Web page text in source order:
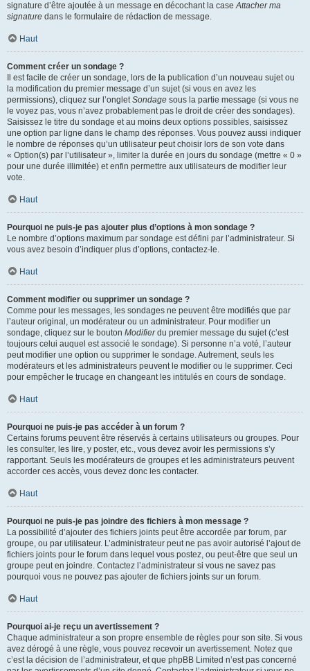
signature d’être ajoutée à un message en décochant la caseAttacher ma
signature dans le formulaire de rédaction de message.
Haut
Comment créer un sondage ?
Il est facile de créer un sondage, lors de la publication d’un nouveau sujet ou
la modification du premier message d’un sujet (si vous en avez les
permissions), cliquez sur l’ongletSondage sous la partie message (si vous ne
le voyez pas, vous n’avez probablement pas le droit de créer des sondages).
Saisissez le titre du sondage et au moins deux options possibles, saisissez
une option par ligne dans le champ des réponses. Vous pouvez aussi indiquer
le nombre de réponses qu’un utilisateur peut choisir lors de son vote dans
« Option(s) par l’utilisateur », limiter la durée en jours du sondage (mettre « 0 »
pour une durée illimitée) et enfin permettre aux utilisateurs de modifier leur
vote.
Haut
Pourquoi ne puis-je pas ajouter plus d’options à mon sondage ?
Le nombre d’options maximum par sondage est défini par l’administrateur. Si
vous avez besoin d’indiquer plus d’options, contactez-le.
Haut
Comment modifier ou supprimer un sondage ?
Comme pour les messages, les sondages ne peuvent être modifiés que par
l’auteur original, un modérateur ou un administrateur. Pour modifier un
sondage, cliquez sur le bouton Modifierdu premier message du sujet (c’est
toujours celui auquel est associé le sondage). Si personne n’a voté, l’auteur
peut modifier une option ou supprimer le sondage. Autrement, seuls les
modérateurs et les administrateurs peuvent le modifier ou le supprimer. Ceci
pour empêcher le trucage en changeant les intitulés en cours de sondage.
Haut
Pourquoi ne puis-je pas accéder à un forum ?
Certains forums peuvent être réservés à certains utilisateurs ou groupes. Pour
les consulter, les lire, y poster, etc., vous devez avoir les permissions s’y
rapportant. Seuls les modérateurs de groupes et les administrateurs peuvent
accorder ces accès, vous devez donc les contacter.
Haut
Pourquoi ne puis-je pas joindre des fichiers à mon message ?
La possibilité d’ajouter des fichiers joints peut être accordée par forum, par
groupe, ou par utilisateur. L’administrateur peut ne pas avoir autorisé l’ajout de
fichiers joints pour le forum dans lequel vous postez, ou peut-être que seul un
groupe peut en joindre. Contactez l’administrateur si vous ne savez pas
pourquoi vous ne pouvez pas ajouter de fichiers joints sur un forum.
Haut
Pourquoi ai-je reçu un avertissement ?
Chaque administrateur a son propre ensemble de règles pour son site. Si vous
avez dérogé à une règle, vous pouvez recevoir un avertissement. Notez que
c’est la décision de l’administrateur, et que phpBB Limited n’est pas concerné